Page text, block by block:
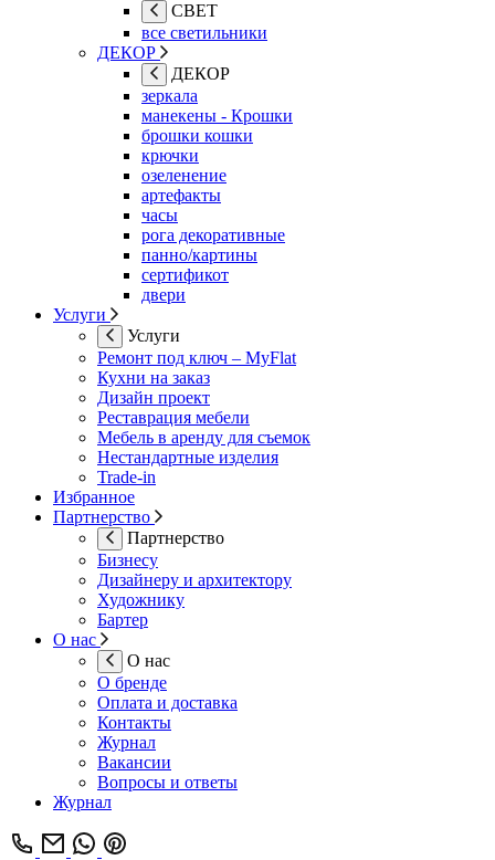
СВЕТ
все светильники
ДЕКОР
ДЕКОР
зеркала
манекены - Крошки
брошки кошки
крючки
озеленение
артефакты
часы
рога декоративные
панно/картины
сертификот
двери
Услуги
Услуги
Ремонт под ключ – MyFlat
Кухни на заказ
Дизайн проект
Реставрация мебели
Мебель в аренду для съемок
Нестандартные изделия
Trade-in
Избранное
Партнерство
Партнерство
Бизнесу
Дизайнеру и архитектору
Художнику
Бартер
О нас
О нас
О бренде
Оплата и доставка
Контакты
Журнал
Вакансии
Вопросы и ответы
Журнал